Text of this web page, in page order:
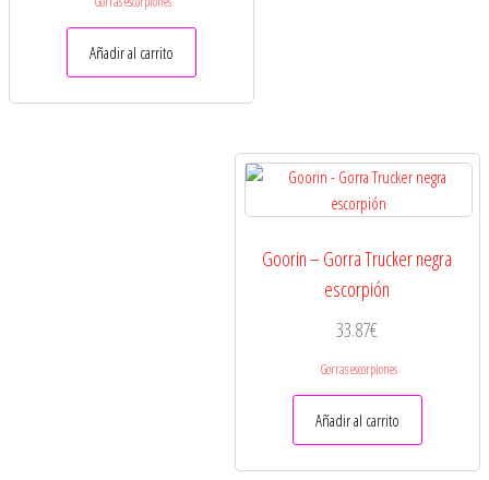
Añadir al carrito
Goorin – Gorra Trucker negra
escorpión
33.87€
Gorras escorpiones
Añadir al carrito